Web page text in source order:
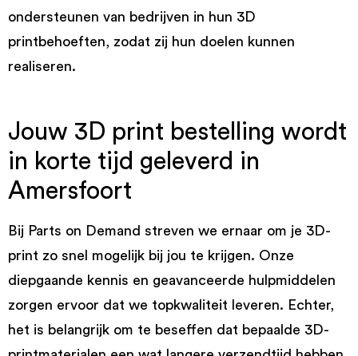
ondersteunen van bedrijven in hun 3D
printbehoeften, zodat zij hun doelen kunnen
realiseren.
Jouw 3D print bestelling wordt
in korte tijd geleverd in
Amersfoort
Bij Parts on Demand streven we ernaar om je 3D-
print zo snel mogelijk bij jou te krijgen. Onze
diepgaande kennis en geavanceerde hulpmiddelen
zorgen ervoor dat we topkwaliteit leveren. Echter,
het is belangrijk om te beseffen dat bepaalde 3D-